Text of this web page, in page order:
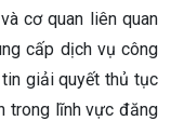
cơ quan liên quan
cấp dịch vụ công
giải quyết thủ tục
trong lĩnh vực đăng